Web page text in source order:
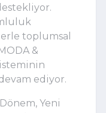
toplumsal
&
ediyor.
Yeni